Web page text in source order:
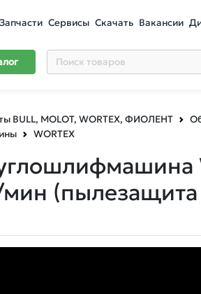
Запчасти Сервисы Скачать Вакансии
BULL, MOLOT, WORTEX, ФИОЛЕНТ
WORTEX